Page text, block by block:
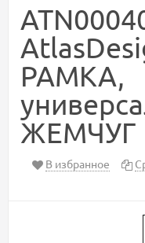
РАМКА,
ЖЕМЧУГ
В избранное